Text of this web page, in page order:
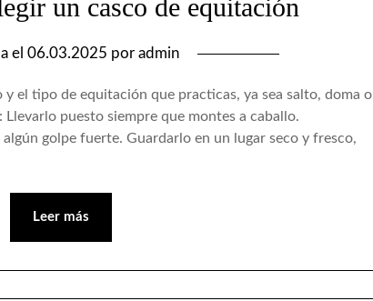
un casco de equitación
el 06.03.2025 por admin
el tipo de equitación que practicas, ya sea salto, doma o
Llevarlo puesto siempre que montes a caballo.
golpe fuerte. Guardarlo en un lugar seco y fresco,
Leer más